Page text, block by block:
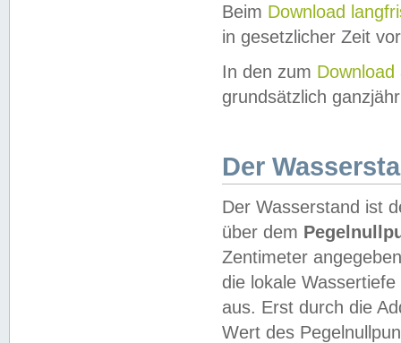
Beim Download
in gesetzlicher Zeit
In den zum Download
grundsätzlich
Der
Der Wasserstand ist
über dem
Zentimeter
die lokale
aus. Erst durch die
Wert des